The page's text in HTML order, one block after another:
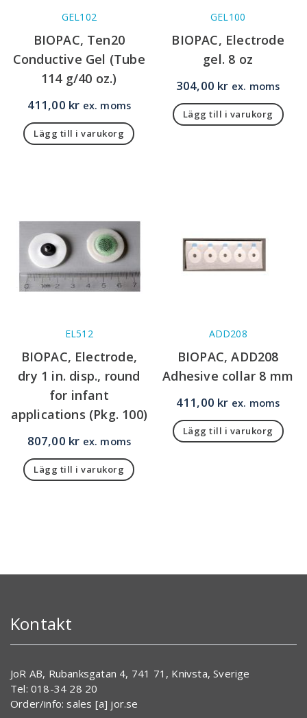
GEL102
BIOPAC, Ten20
Conductive Gel (Tube
114 g/40 oz.)
411,00 kr ex. moms
Lägg till i varukorg
GEL100
BIOPAC, Electrode
gel. 8 oz
304,00 kr ex. moms
Lägg till i varukorg
EL512
BIOPAC, Electrode,
dry 1 in. disp., round
for infant
applications (Pkg. 100)
807,00 kr ex. moms
Lägg till i varukorg
ADD208
BIOPAC, ADD208
Adhesive collar 8 mm
411,00 kr ex. moms
Lägg till i varukorg
Kontakt
JoR AB, Rubanksgatan 4, 741 71, Knivsta, Sverige
Tel: 018-34 28 20
Order/info: sales [a] jor.se